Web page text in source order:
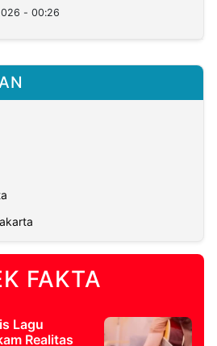
- 00:26
FAKTA
Lagu
Realitas